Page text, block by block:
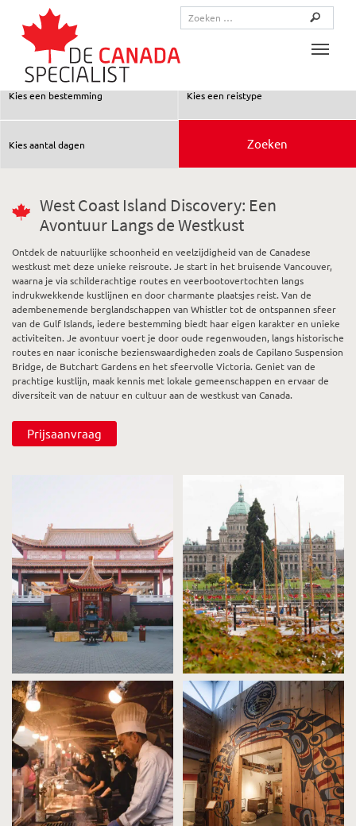
West Coast Island Discovery: Een
Avontuur Langs de Westkust
Ontdek de natuurlijke schoonheid en veelzijdigheid van de Canadese
westkust met deze unieke reisroute. Je start in het bruisende Vancouver,
waarna je via schilderachtige routes en veerbootovertochten langs
indrukwekkende kustlijnen en door charmante plaatsjes reist. Van de
adembenemende berglandschappen van Whistler tot de ontspannen sfeer
van de Gulf Islands, iedere bestemming biedt haar eigen karakter en unieke
activiteiten. Je avontuur voert je door oude regenwouden, langs historische
routes en naar iconische bezienswaardigheden zoals de Capilano Suspension
Bridge, de Butchart Gardens en het sfeervolle Victoria. Geniet van de
prachtige kustlijn, maak kennis met lokale gemeenschappen en ervaar de
diversiteit van de natuur en cultuur aan de westkust van Canada.
Prijsaanvraag